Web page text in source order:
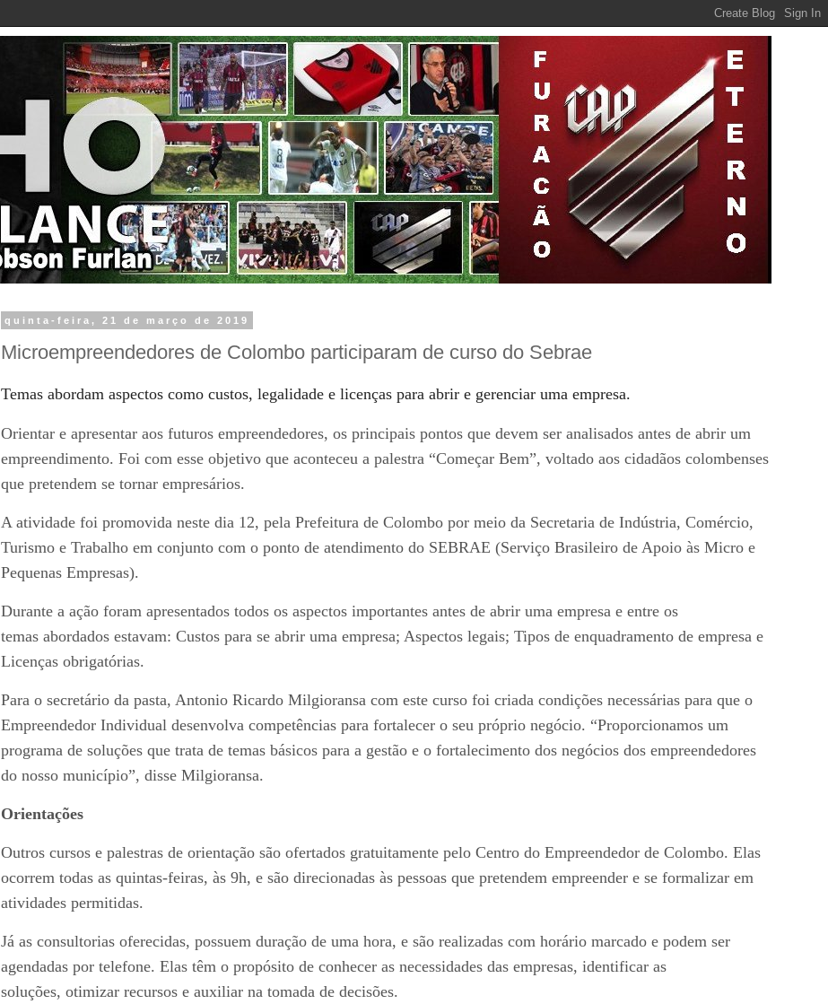
quinta-feira, 21 de março de 2019
Microempreendedores de Colombo participaram de curso do Sebrae
Temas abordam aspectos como custos, legalidade e licenças para abrir e gerenciar uma empresa.
Orientar e apresentar aos futuros empreendedores, os principais pontos que devem ser analisados antes de abrir um
empreendimento. Foi com esse objetivo que aconteceu a palestra “Começar Bem”, voltado aos cidadãos colombenses
que pretendem se tornar empresários.
A atividade foi promovida neste dia 12, pela Prefeitura de Colombo por meio da Secretaria de Indústria, Comércio,
Turismo e Trabalho em conjunto com o ponto de atendimento do SEBRAE (Serviço Brasileiro de Apoio às Micro e
Pequenas Empresas).
Durante a ação foram apresentados todos os aspectos importantes antes de abrir uma empresa e entre os
temas abordados estavam: Custos para se abrir uma empresa; Aspectos legais; Tipos de enquadramento de empresa e
Licenças obrigatórias.
Para o secretário da pasta, Antonio Ricardo Milgioransa com este curso foi criada condições necessárias para que o
Empreendedor Individual desenvolva competências para fortalecer o seu próprio negócio. “Proporcionamos um
programa de soluções que trata de temas básicos para a gestão e o fortalecimento dos negócios dos empreendedores
do nosso município”, disse Milgioransa.
Orientações
Outros cursos e palestras de orientação são ofertados gratuitamente pelo Centro do Empreendedor de Colombo. Elas
ocorrem todas as quintas-feiras, às 9h, e são direcionadas às pessoas que pretendem empreender e se formalizar em
atividades permitidas.
Já as consultorias oferecidas, possuem duração de uma hora, e são realizadas com horário marcado e podem ser
agendadas por telefone. Elas têm o propósito de conhecer as necessidades das empresas, identificar as
soluções, otimizar recursos e auxiliar na tomada de decisões.